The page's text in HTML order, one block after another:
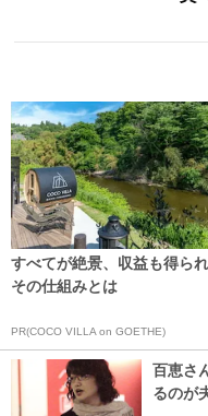
すべてが絶景、収益も得ら
その仕組みとは
PR(COCO VILLA on GOETHE)
百恵さ
るのが